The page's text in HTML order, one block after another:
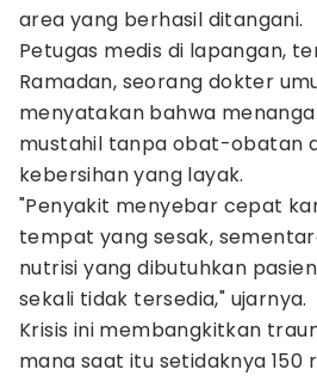
area yang berhasil ditangani.
Petugas medis di lapangan,
Ramadan, seorang dokter
menyatakan bahwa
mustahil tanpa obat-obatan
kebersihan yang layak.
"Penyakit menyebar cepat
tempat yang sesak,
nutrisi yang dibutuhkan
sekali tidak tersedia," ujarnya.
Krisis ini membangkitkan
mana saat itu setidaknya 150